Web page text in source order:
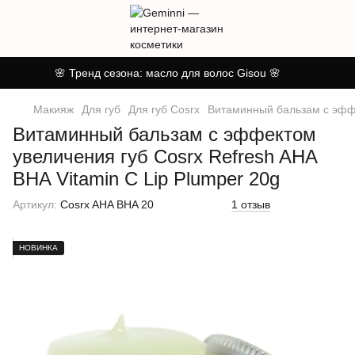
🌸 Тренд сезона: масло для волос Gisou 🌸
Макияж Для губ Для губ Cosrx Витаминный бальзам с
Витаминный бальзам с эффектом
увеличения губ Cosrx Refresh AHA
BHA Vitamin C Lip Plumper 20g
Артикул: Cosrx AHA BHA 20 1 отзыв
НОВИНКА